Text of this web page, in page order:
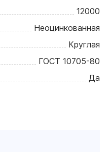
12000
Неоцинкованная
Круглая
ГОСТ 10705-80
Да